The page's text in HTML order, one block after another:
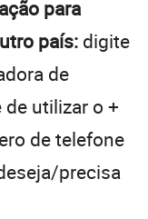
para
país: digite
de
utilizar o +
de telefone
precisa